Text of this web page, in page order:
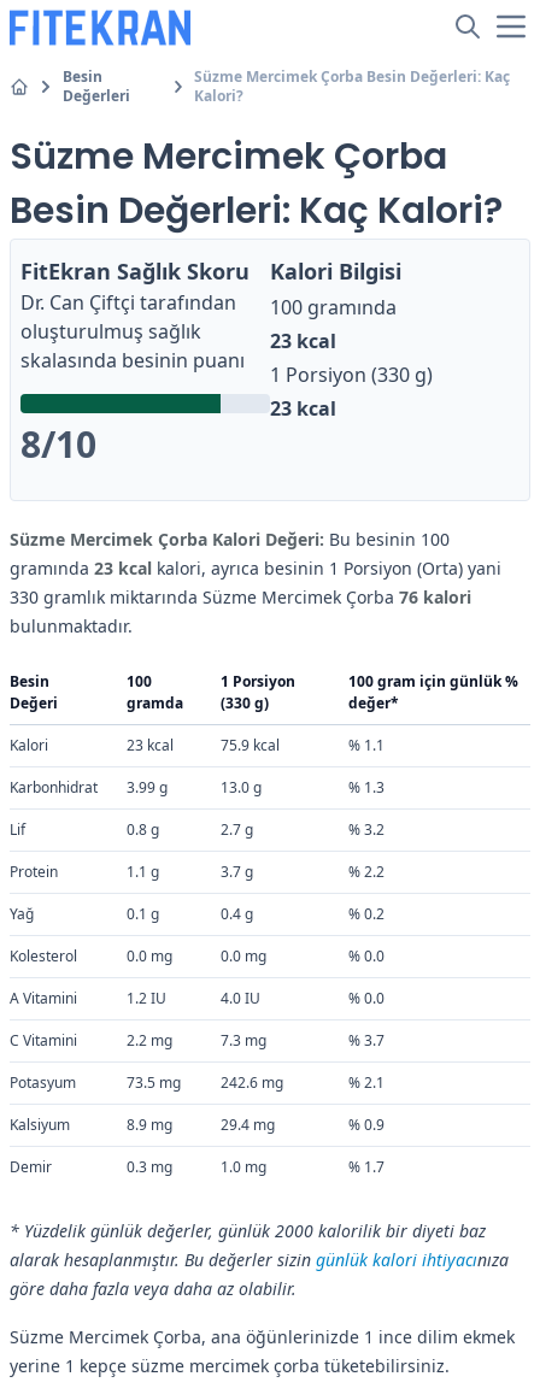
Besin
Değerleri
Süzme Mercimek Çorba Besin Değerleri: Kaç
Kalori?
Süzme Mercimek Çorba
Besin Değerleri: Kaç Kalori?
FitEkran Sağlık Skoru
Dr. Can Çiftçi tarafından
oluşturulmuş sağlık
skalasında besinin puanı
8/10
Kalori Bilgisi
100 gramında
23 kcal
1 Porsiyon (330 g)
23 kcal
Süzme Mercimek Çorba Kalori Değeri: Bu besinin 100
gramında 23 kcal kalori, ayrıca besinin 1 Porsiyon (Orta) yani
330 gramlık miktarında Süzme Mercimek Çorba 76 kalori
bulunmaktadır.
Besin
Değeri
100
gramda
1 Porsiyon
(330 g)
100 gram için günlük %
değer*
Kalori 23 kcal 75.9 kcal % 1.1
Karbonhidrat 3.99 g 13.0 g % 1.3
Lif 0.8 g 2.7 g % 3.2
Protein 1.1 g 3.7 g % 2.2
Yağ 0.1 g 0.4 g % 0.2
Kolesterol 0.0 mg 0.0 mg % 0.0
A Vitamini 1.2 IU 4.0 IU % 0.0
C Vitamini 2.2 mg 7.3 mg % 3.7
Potasyum 73.5 mg 242.6 mg % 2.1
Kalsiyum 8.9 mg 29.4 mg % 0.9
Demir 0.3 mg 1.0 mg % 1.7
* Yüzdelik günlük değerler, günlük 2000 kalorilik bir diyeti baz
alarak hesaplanmıştır. Bu değerler sizin günlük kalori ihtiyacınıza
göre daha fazla veya daha az olabilir.
Süzme Mercimek Çorba, ana öğünlerinizde 1 ince dilim ekmek
yerine 1 kepçe süzme mercimek çorba tüketebilirsiniz.